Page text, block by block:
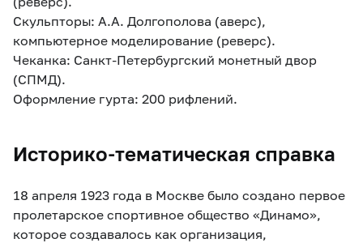
Скульпторы: А.А. Долгополова (аверс),
компьютерное моделирование (реверс).
Чеканка: Санкт-Петербургский монетный двор
(СПМД).
Оформление гурта: 200 рифлений.
Историко-тематическая справка
18 апреля 1923 года в Москве было создано первое
пролетарское спортивное общество «Динамо»,
которое создавалось как организация,